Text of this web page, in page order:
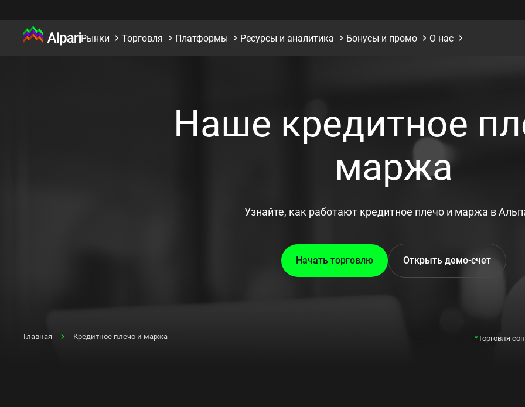
Рынки Торговля Платформы Ресурсы и аналитика Бонусы и промо O нас
Наше кредитное
маржа
Узнайте, как работают кредитное плечо и маржа в
Начать торговлю Открыть демо-счет
Главная Кредитное плечо и маржа *Торговля